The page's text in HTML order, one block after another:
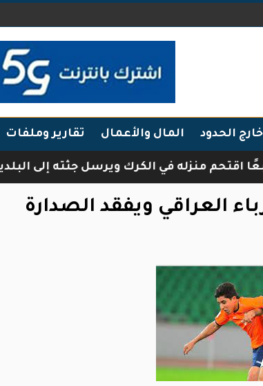
خارج الحدود المال والأعمال تقارير وملفات
في الكرك ويرسل جثته إلى البلدية
العراقي ويفقد الصدارة